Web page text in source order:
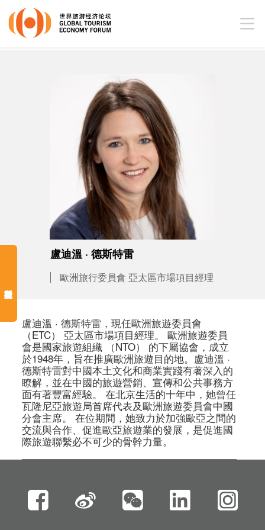
盧迪溫 · 德斯特雷
歐洲旅行委員會 亞太區市場項目經理
盧迪溫 · 德斯特雷，現任歐洲旅遊委員會
（ETC） 亞太區市場項目經理。 歐洲旅遊委員
會是國家旅遊組織 （NTO） 的下屬協會，成立
於1948年，旨在推廣歐洲旅遊目的地。盧迪溫 ·
德斯特雷對中國本土文化和商業實踐有著深入的
瞭解，並在中國的旅遊營銷、宣傳和公共事務方
面有著豐富經驗。 在北京生活的十年中，她曾任
瓦隆尼亞旅遊局首席代表及歐洲旅遊委員會中國
分會主席。 在位期間，她致力於加強歐亞之間的
交流與合作、促進歐亞旅遊業的發展，是促進國
際旅遊聯繫必不可少的骨幹力量。